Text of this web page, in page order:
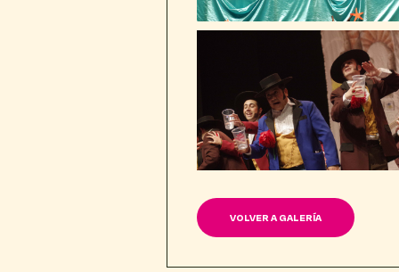
VOLVER A GALERÍA